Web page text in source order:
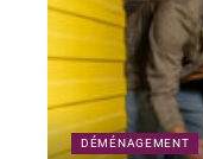
DÉMÉNAGEMENT